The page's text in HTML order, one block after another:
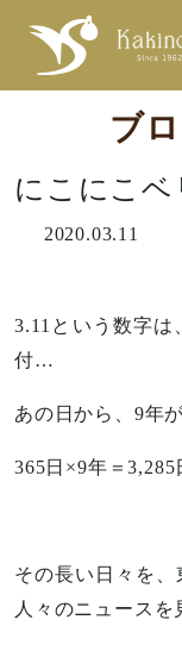
ブ
にこにこ
2020.03.11
3.11という数字は
付…
あの日から、9年
365日×9年＝3,285
その長い日々を
人々のニュースを